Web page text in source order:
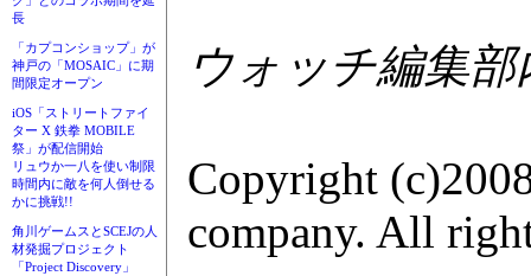
長
「カプコンショップ」が
神戸の「MOSAIC」に期
間限定オープン
iOS「ストリートファイ
ター X 鉄拳 MOBILE
祭」が配信開始
リュウか一八を使い制限
時間内に敵を何人倒せる
かに挑戦!!
角川ゲームスとSCEJの人
材発掘プロジェクト
「Project Discovery」
ウォッチ編集部
Copyright
company. All